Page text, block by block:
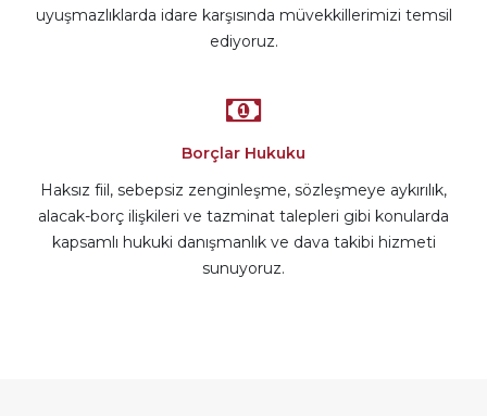
uyuşmazlıklarda idare karşısında müvekkillerimizi temsil
ediyoruz.
Borçlar Hukuku
Haksız fiil, sebepsiz zenginleşme, sözleşmeye aykırılık,
alacak-borç ilişkileri ve tazminat talepleri gibi konularda
kapsamlı hukuki danışmanlık ve dava takibi hizmeti
sunuyoruz.